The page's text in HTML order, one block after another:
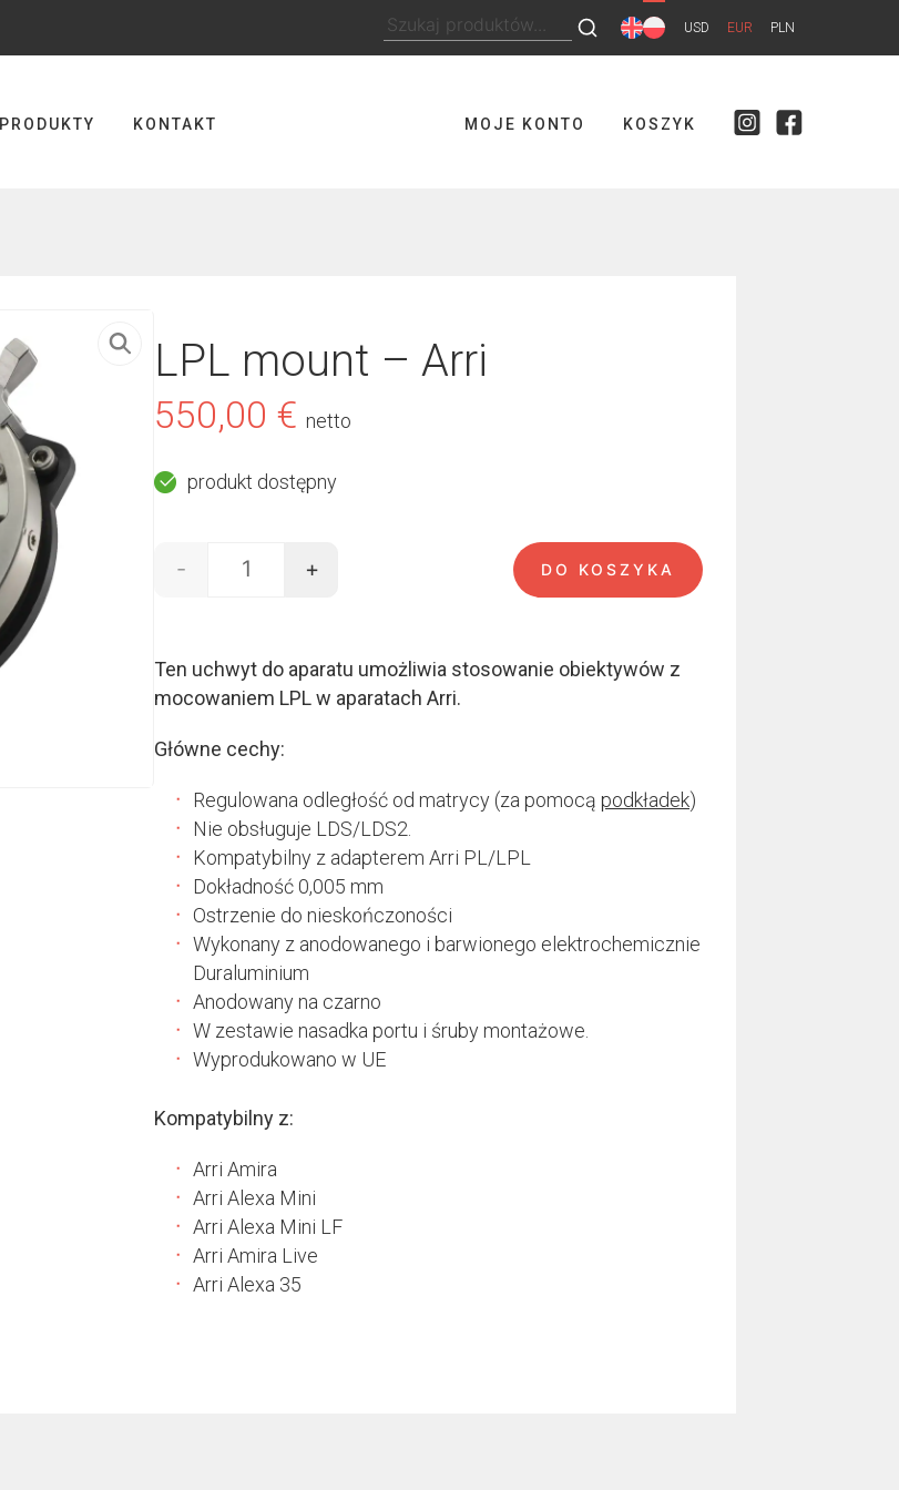
Szukaj: USD EUR PLN
PRODUKTY KONTAKT MOJE KONTO KOSZYK
LPL mount – Arri
550,00 € netto
produkt dostępny
ilość LPL mount - Arri
- + DO KOSZYKA
Ten uchwyt do aparatu umożliwia stosowanie obiektywów z
mocowaniem LPL w aparatach Arri.
Główne cechy:
Regulowana odległość od matrycy (za pomocą podkładek)
Nie obsługuje LDS/LDS2.
Kompatybilny z adapterem Arri PL/LPL
Dokładność 0,005 mm
Ostrzenie do nieskończoności
Wykonany z anodowanego i barwionego elektrochemicznie
Duraluminium
Anodowany na czarno
W zestawie nasadka portu i śruby montażowe.
Wyprodukowano w UE
Kompatybilny z:
Arri Amira
Arri Alexa Mini
Arri Alexa Mini LF
Arri Amira Live
Arri Alexa 35